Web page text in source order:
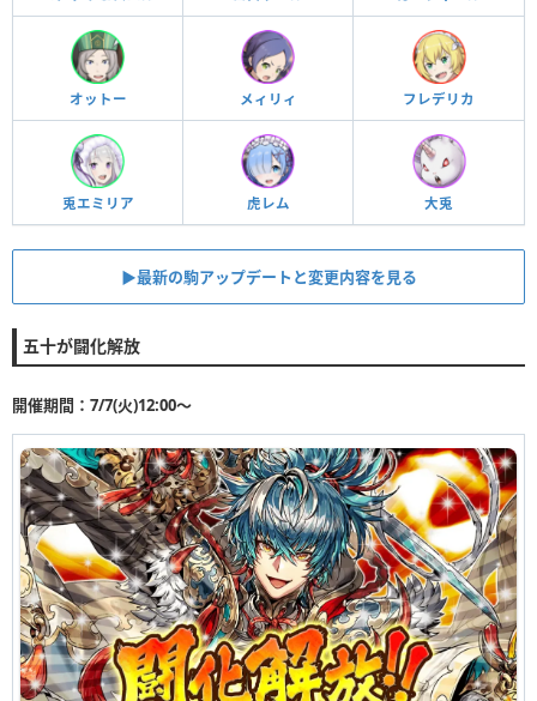
オットー メィリィ フレデリカ
兎エミリア 虎レム 大兎
▶︎最新の駒アップデートと変更内容を見る
五十が闘化解放
開催期間：7/7(火)12:00〜